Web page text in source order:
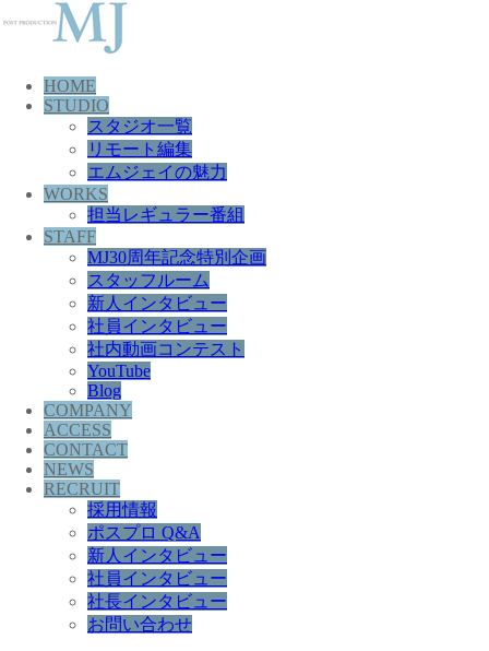
HOME
STUDIO
スタジオ一覧
リモート編集
エムジェイの魅力
WORKS
担当レギュラー番組
STAFF
MJ30周年記念特別企画
スタッフルーム
新人インタビュー
社員インタビュー
社内動画コンテスト
YouTube
Blog
COMPANY
ACCESS
CONTACT
NEWS
RECRUIT
採用情報
ポスプロ Q&A
新人インタビュー
社員インタビュー
社長インタビュー
お問い合わせ